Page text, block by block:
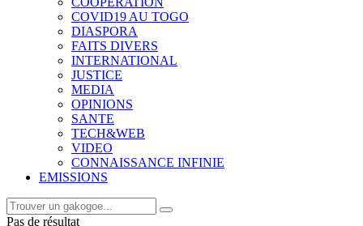
COVID19 AU TOGO
DIASPORA
FAITS DIVERS
INTERNATIONAL
JUSTICE
MEDIA
OPINIONS
SANTE
TECH&WEB
VIDEO
CONNAISSANCE INFINIE
EMISSIONS
Pas de résultat